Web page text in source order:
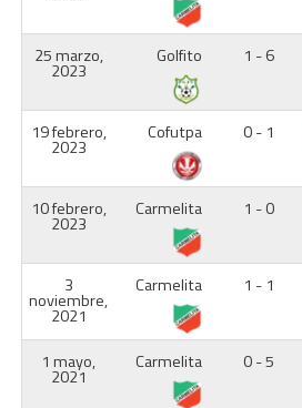
25 marzo,
2023
Golfito
1 - 6
19 febrero,
2023
Cofutpa
0 - 1
10 febrero,
2023
Carmelita
1 - 0
3
noviembre,
2021
Carmelita
1 - 1
1 mayo,
2021
Carmelita
0 - 5